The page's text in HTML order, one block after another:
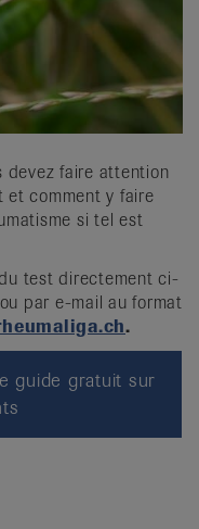
devez faire attention
et comment y faire
si tel est
test directement ci-
par e-mail au format
.
guide gratuit sur